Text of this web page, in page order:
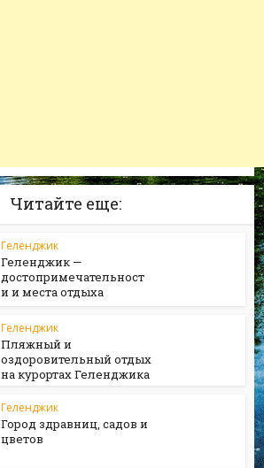
Читайте еще:
Геленджик
Геленджик —
достопримечательност
и и места отдыха
Геленджик
Пляжный и
оздоровительный отдых
на курортах Геленджика
Геленджик
Город здравниц, садов и
цветов